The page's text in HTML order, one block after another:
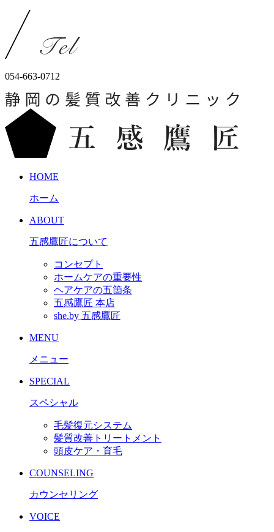
054-663-0712
HOME
ホーム
ABOUT
五感鷹匠について
コンセプト
ホームケアの重要性
ヘアケアの五箇条
五感鷹匠 本店
she.by 五感鷹匠
MENU
メニュー
SPECIAL
スペシャル
毛髪復元システム
髪質改善トリートメント
頭皮ケア・育毛
COUNSELING
カウンセリング
VOICE